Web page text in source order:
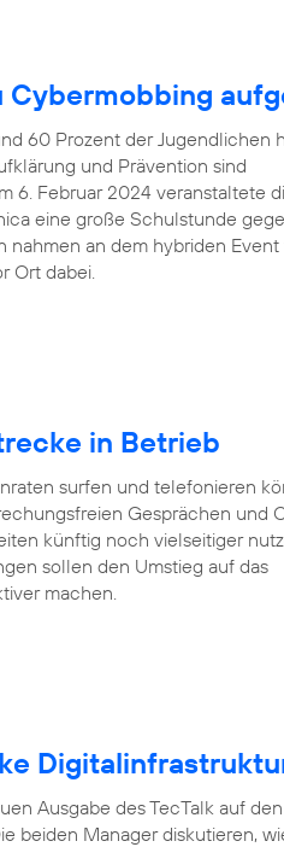
Cybermobbing
60 Prozent der Jugendlichen
und Prävention sind
6. Februar 2024 veranstaltete
eine große Schulstunde
an dem hybriden Event
Ort dabei.
in Betrieb
surfen und telefonieren
Gesprächen und
künftig noch vielseitiger
sollen den Umstieg auf das
machen.
Ausgabe des TecTalk auf
beiden Manager diskutieren,